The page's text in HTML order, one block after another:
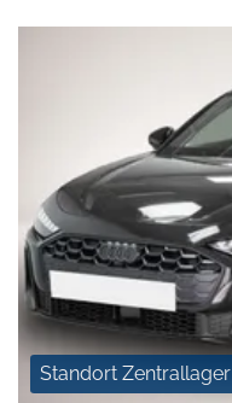
Standort Zentrallager